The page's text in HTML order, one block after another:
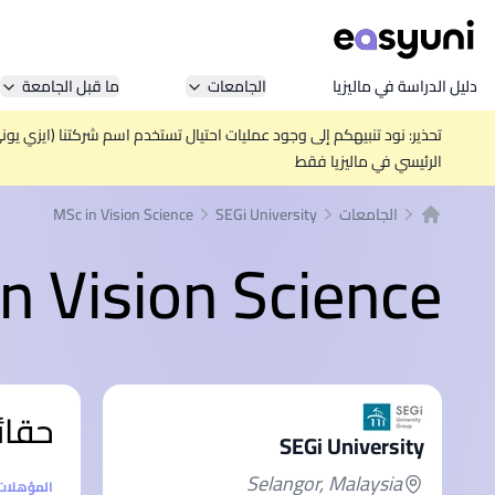
دليل الدراسة في ماليزيا الجامعات ما قبل الجامعة
تحذير: نود تنبيهكم إلى وجود عمليات احتيال تستخدم اسم شركتنا (ايزي
الرئيسي في ماليزيا فقط
الجامعات SEGi University
MSc in Vision Science
Vision Science
SEGi University
Selangor, Malaysia